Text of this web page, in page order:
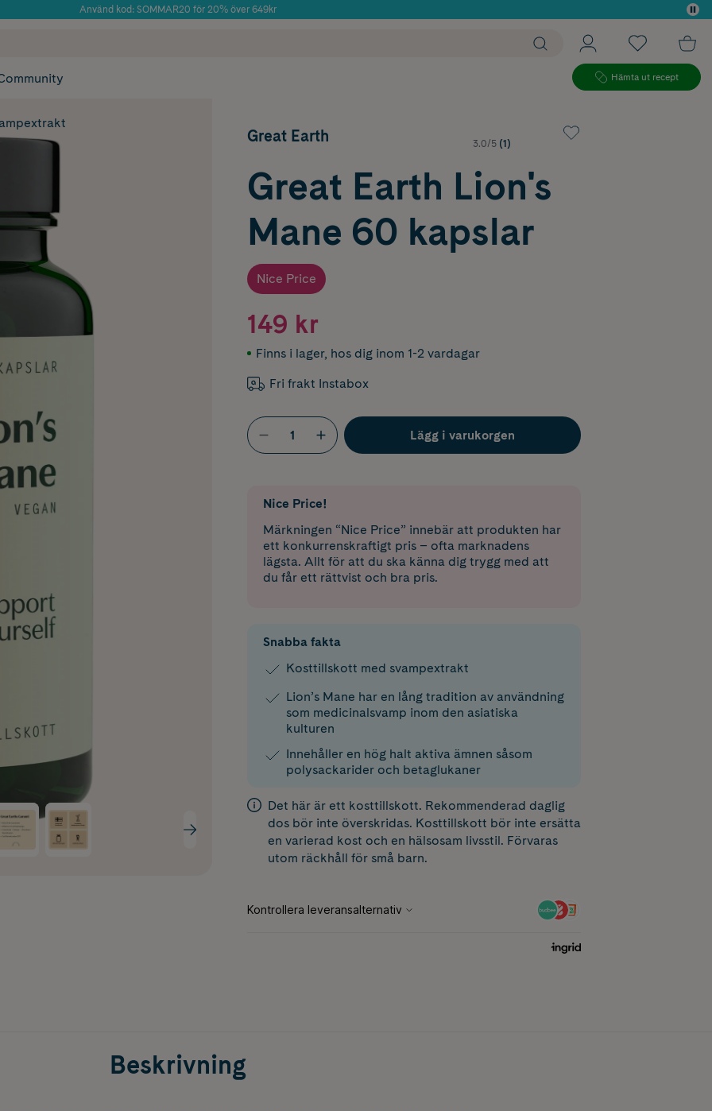
Använd kod: SOMMAR20 för 20% över 649kr
Hämta ut recept
Great Earth 3.0/5 (1)
Great Earth Lion's
Mane 60 kapslar
Nice Price
149 kr
Finns i lager, hos dig inom 1-2 vardagar
Fri frakt Instabox
Lägg i varukorgen
Nice Price!
Märkningen “Nice Price” innebär att produkten har
ett konkurrenskraftigt pris – ofta marknadens
lägsta. Allt för att du ska känna dig trygg med att
du får ett rättvist och bra pris.
Snabba fakta
Kosttillskott med svampextrakt
Lion’s Mane har en lång tradition av användning
som medicinalsvamp inom den asiatiska
kulturen
Innehåller en hög halt aktiva ämnen såsom
polysackarider och betaglukaner
Det här är ett kosttillskott. Rekommenderad daglig
dos bör inte överskridas. Kosttillskott bör inte ersätta
en varierad kost och en hälsosam livsstil. Förvaras
utom räckhåll för små barn.
Beskrivning